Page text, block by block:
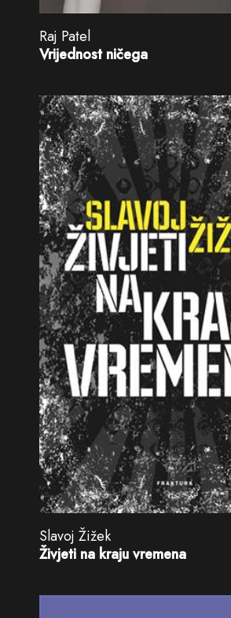
Raj Patel
Vrijednost ničega
Slavoj Žižek
Živjeti na kraju vremena